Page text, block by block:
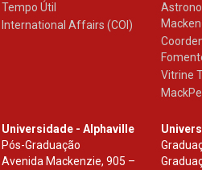
Tempo Útil
International Affairs (COI)
Vitrine
Universidade - Alphaville
Pós-Graduação
Avenida Mackenzie, 905 –